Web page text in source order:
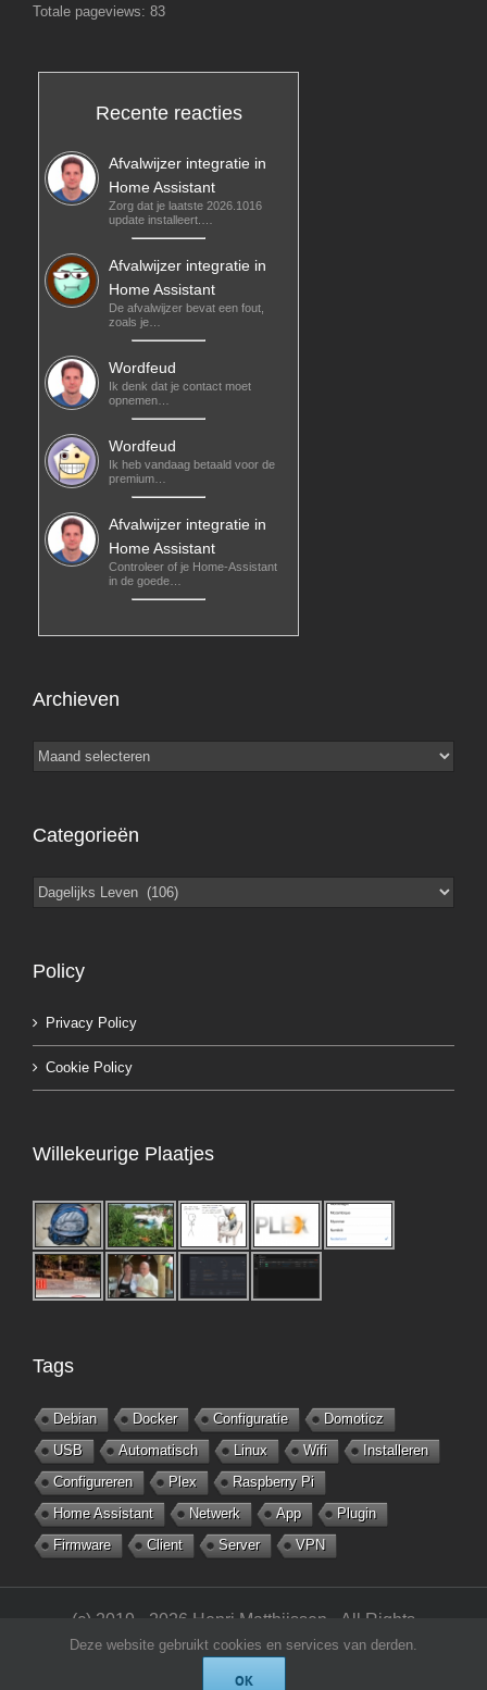
Totale pageviews: 83
Recente reacties
Afvalwijzer integratie in
Home Assistant
Zorg dat je laatste 2026.1016
update installeert.…
Afvalwijzer integratie in
Home Assistant
De afvalwijzer bevat een fout,
zoals je…
Wordfeud
Ik denk dat je contact moet
opnemen…
Wordfeud
Ik heb vandaag betaald voor de
premium…
Afvalwijzer integratie in
Home Assistant
Controleer of je Home-Assistant
in de goede…
Archieven
Archieven
Categorieën
Categorieën
Policy
Privacy Policy
Cookie Policy
Willekeurige Plaatjes
Tags
Debian Docker Configuratie
Domoticz
USB
Automatisch Linux Wifi
Installeren
Configureren
Plex
Raspberry Pi
Home Assistant
Netwerk App
Plugin
Firmware
Client Server VPN
(c) 2019 - 2026 Henri Matthijssen - All Rights
Reserved -matthijsseninfo.nl
YouTube
Deze website gebruikt cookies en services van derden.
OK